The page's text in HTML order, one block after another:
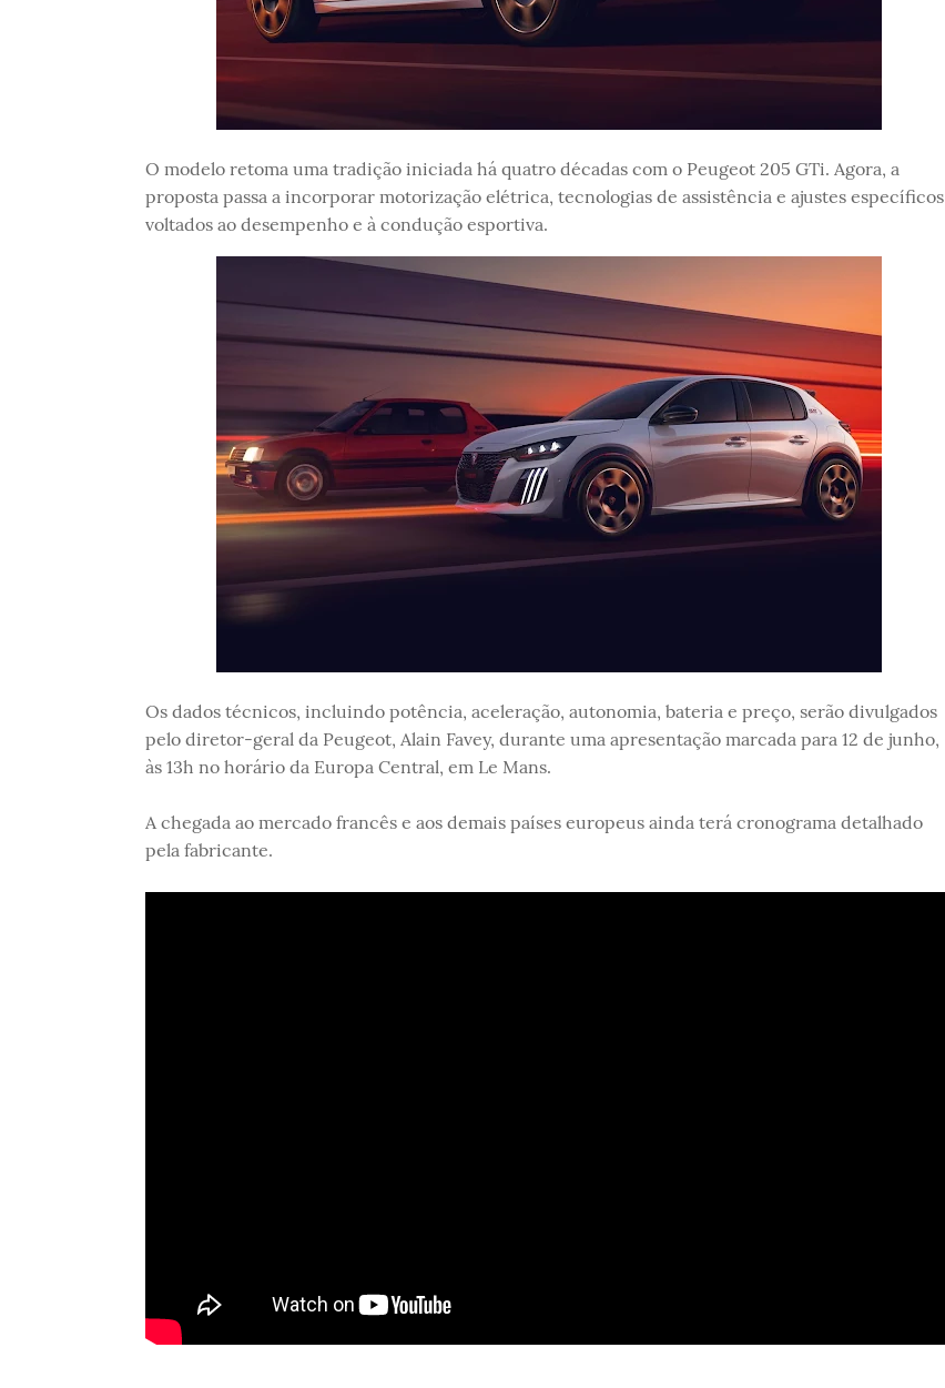
O modelo retoma uma tradição iniciada há quatro décadas com o Peugeot 205 GTi. Agora, a
proposta passa a incorporar motorização elétrica, tecnologias de assistência e ajustes específicos
voltados ao desempenho e à condução esportiva.
Os dados técnicos, incluindo potência, aceleração, autonomia, bateria e preço, serão divulgados
pelo diretor-geral da Peugeot, Alain Favey, durante uma apresentação marcada para 12 de junho,
às 13h no horário da Europa Central, em Le Mans.
A chegada ao mercado francês e aos demais países europeus ainda terá cronograma detalhado
pela fabricante.